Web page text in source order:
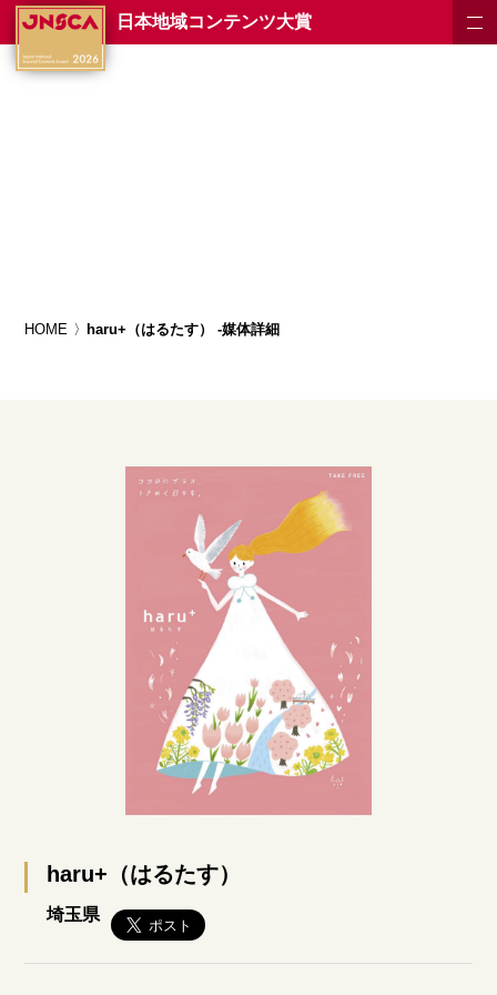
日本地域コンテンツ大賞
HOME haru+（はるたす） -媒体詳細
haru+（はるたす）
埼玉県